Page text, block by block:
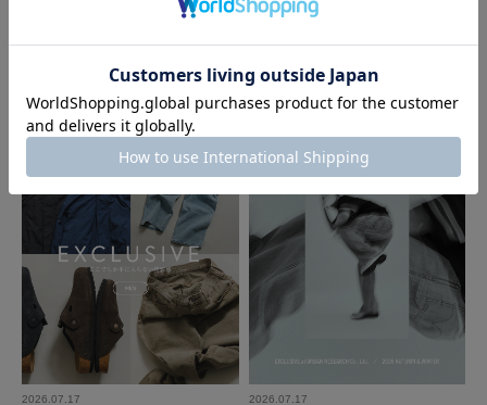
ador SAWA NIMURA｜DOORS
2026.07.21
DOORS
2026.07.17 2026.07.17